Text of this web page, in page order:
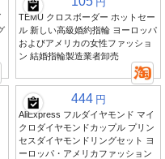
TEMU クロスボーダー ホットセー
ル 新しい高級婚約指輪 ヨーロッパ
およびアメリカの女性ファッショ
ン 結婚指輪製造業者卸売
444 円
AliExpress フルダイヤモンド マイ
クロダイヤモンドカップル プリン
セスダイヤモンドリングセット ヨ
ーロッパ・アメリカファッション